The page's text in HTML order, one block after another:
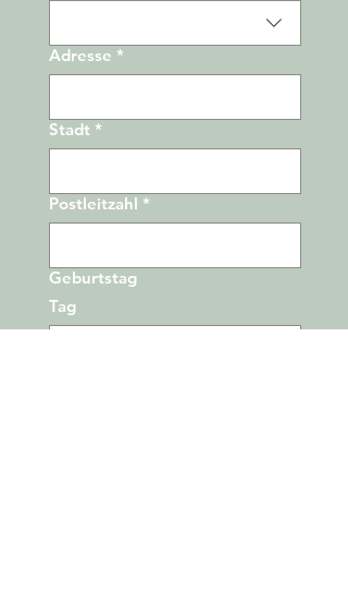
Adresse *
Stadt *
Postleitzahl *
Geburtstag
Tag